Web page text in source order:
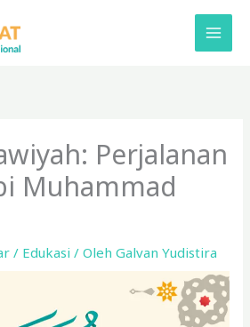
Perjalanan
Muhammad
/ Edukasi / OlehGalvan Yudistira